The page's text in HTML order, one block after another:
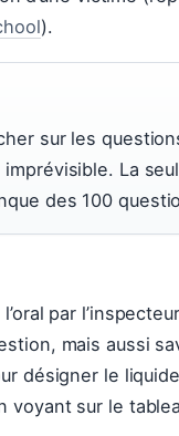
).
sur les
La
des 100
par
mais aussi
désigner le
voyant sur le